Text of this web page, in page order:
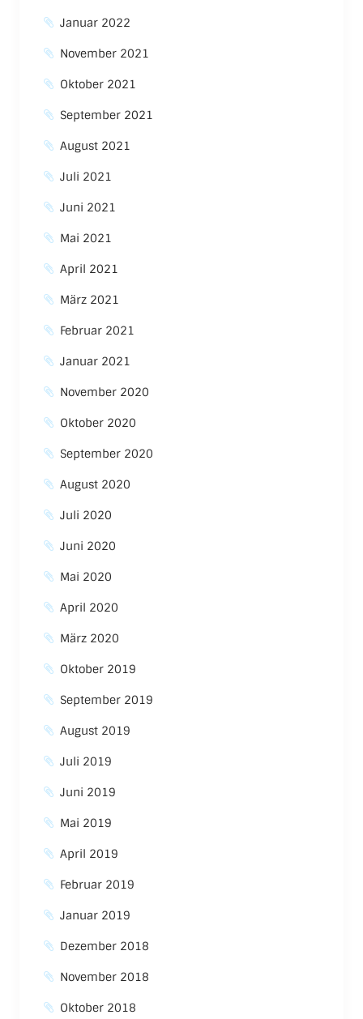
Januar 2022
November 2021
Oktober 2021
September 2021
August 2021
Juli 2021
Juni 2021
Mai 2021
April 2021
März 2021
Februar 2021
Januar 2021
November 2020
Oktober 2020
September 2020
August 2020
Juli 2020
Juni 2020
Mai 2020
April 2020
März 2020
Oktober 2019
September 2019
August 2019
Juli 2019
Juni 2019
Mai 2019
April 2019
Februar 2019
Januar 2019
Dezember 2018
November 2018
Oktober 2018